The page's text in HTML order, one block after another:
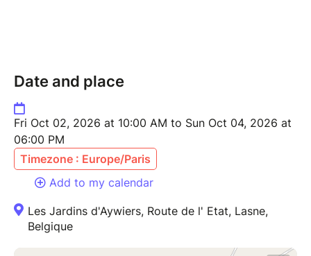
Date and place
Fri Oct 02, 2026 at 10:00 AM to Sun Oct 04, 2026 at
06:00 PM
Timezone : Europe/Paris
Add to my calendar
Les Jardins d'Aywiers, Route de l' Etat, Lasne,
Belgique